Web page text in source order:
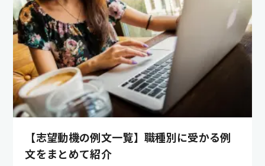
【志望動機の例文一覧】職種別に受かる例
文をまとめて紹介